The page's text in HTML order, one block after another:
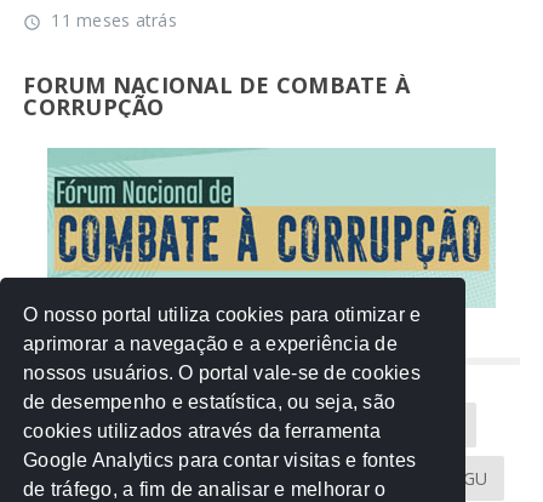
access_time 11 meses atrás
FORUM NACIONAL DE COMBATE À
CORRUPÇÃO
NUVEM DE TAGS
Acontece na Rede AGU AMM
Atricon Audicom CAU-MT CGU
O nosso portal utiliza cookies para otimizar e
aprimorar a navegação e a experiência de
nossos usuários. O portal vale-se de cookies
de desempenho e estatística, ou seja, são
cookies utilizados através da ferramenta
Google Analytics para contar visitas e fontes
de tráfego, a fim de analisar e melhorar o